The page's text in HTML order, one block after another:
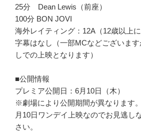
25分 Dean Lewis（前座）
100分 BON JOVI
海外レイティング：12A（12歳以上
字幕はなし（一部MCなどございま
しでの上映となります）
■公開情報
プレミア公開日：6月10日（木）
※劇場により公開期間が異なります
月10日ワンデイ上映なのでお見逃し
さい。